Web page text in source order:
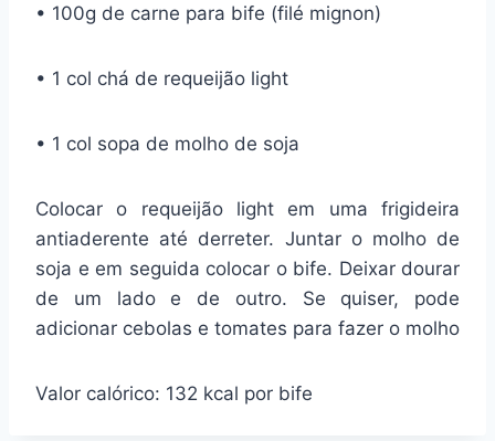
• 100g de carne para bife (filé mignon)
• 1 col chá de requeijão light
• 1 col sopa de molho de soja
Colocar o requeijão light em uma frigideira
antiaderente até derreter. Juntar o molho de
soja e em seguida colocar o bife. Deixar dourar
de um lado e de outro. Se quiser, pode
adicionar cebolas e tomates para fazer o molho
Valor calórico: 132 kcal por bife